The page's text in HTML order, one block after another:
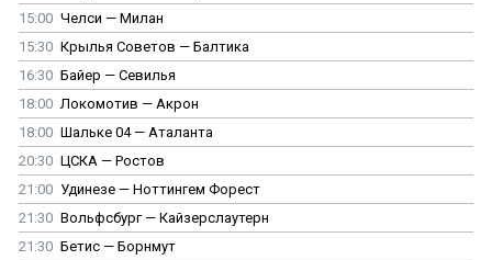
15:00 Челси — Милан
15:30 Крылья Советов — Балтика
16:30 Байер — Севилья
18:00 Локомотив — Акрон
18:00 Шальке 04 — Аталанта
20:30 ЦСКА — Ростов
21:00 Удинезе — Ноттингем Форест
21:30 Вольфсбург — Кайзерслаутерн
21:30 Бетис — Борнмут